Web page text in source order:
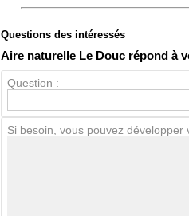
Note globale
Avis Clients
Questions des intéressés
Aire naturelle Le Douc répond à
Question :
Si besoin, vous pouvez développer